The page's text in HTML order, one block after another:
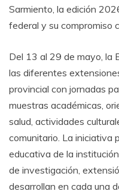
Sarmiento, la edición
federal y su compromiso
Del 13 al 29 de mayo, la
las diferentes
provincial con jornadas
muestras académicas,
salud, actividades
comunitario. La iniciativa
educativa de la
de investigación,
desarrollan en cada una